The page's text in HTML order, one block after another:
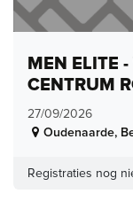
MEN ELITE
CENTRUM
27/09/2026
Oudenaarde,
Registraties nog